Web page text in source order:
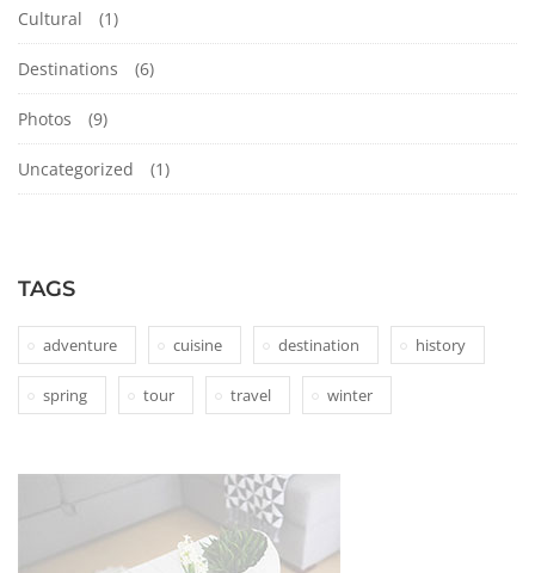
Cultural (1)
Destinations (6)
Photos (9)
Uncategorized (1)
TAGS
adventure cuisine destination history
spring tour travel winter